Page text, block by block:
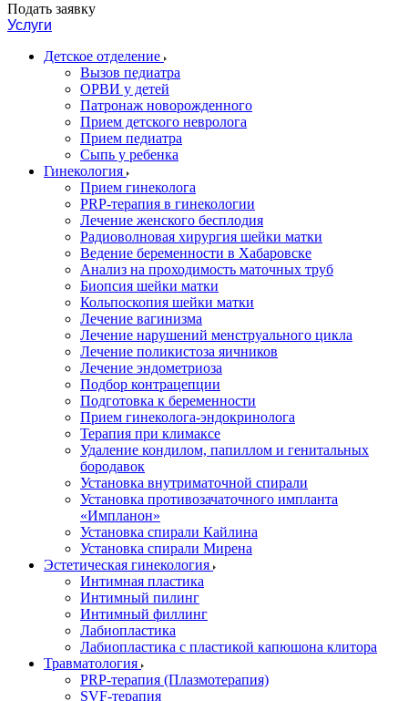
Подать заявку
Услуги
Детское отделение
Вызов педиатра
ОРВИ у детей
Патронаж новорожденного
Прием детского невролога
Прием педиатра
Сыпь у ребенка
Гинекология
Прием гинеколога
PRP-терапия в гинекологии
Лечение женского бесплодия
Радиоволновая хирургия шейки матки
Ведение беременности в Хабаровске
Анализ на проходимость маточных труб
Биопсия шейки матки
Кольпоскопия шейки матки
Лечение вагинизма
Лечение нарушений менструального цикла
Лечение поликистоза яичников
Лечение эндометриоза
Подбор контрацепции
Подготовка к беременности
Прием гинеколога-эндокринолога
Терапия при климаксе
Удаление кондилом, папиллом и генитальных
бородавок
Установка внутриматочной спирали
Установка противозачаточного импланта
«Импланон»
Установка спирали Кайлина
Установка спирали Мирена
Эстетическая гинекология
Интимная пластика
Интимный пилинг
Интимный филлинг
Лабиопластика
Лабиопластика с пластикой капюшона клитора
Травматология
PRP-терапия (Плазмотерапия)
SVF-терапия